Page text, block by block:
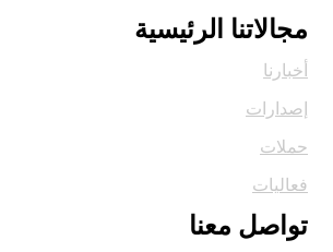
مجالاتنا الرئيسية
أخبارنا
إصدارات
حملات
فعاليات
تواصل معنا